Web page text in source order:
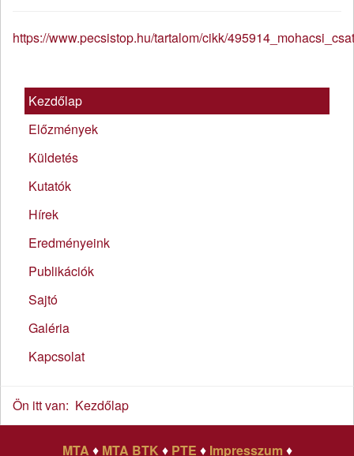
https://www.pecsistop.hu/tartalom/cikk/
Kezdőlap
Előzmények
Küldetés
Kutatók
Hírek
Eredményeink
Publikációk
Sajtó
Galéria
Kapcsolat
Ön itt van: Kezdőlap
MTA ♦ MTA BTK ♦ PTE ♦ Impresszum♦